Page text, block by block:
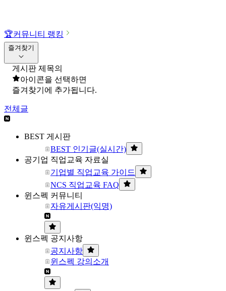
🏆커뮤니티 랭킹
즐겨찾기
게시판 제목의
아이콘을 선택하면
즐겨찾기에 추가됩니다.
전체글
BEST 게시판
BEST 인기글(실시간)
공기업 직업교육 자료실
기업별 직업교육 가이드
NCS 직업교육 FAQ
윈스펙 커뮤니티
자유게시판(익명)
윈스펙 공지사항
공지사항
윈스펙 강의소개